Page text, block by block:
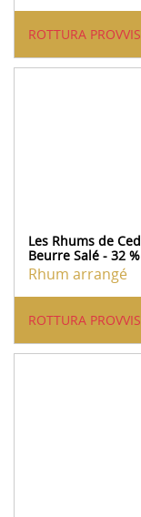
ROTTURA
Les Rhums de
Beurre Salé - 32 %
Rhum arrangé
ROTTURA